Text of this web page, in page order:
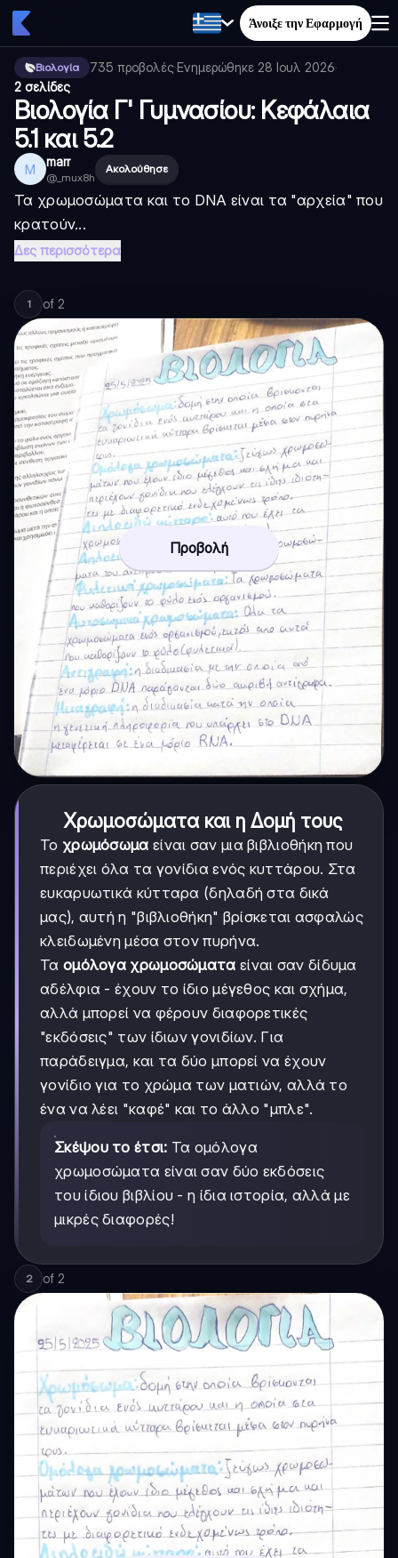
Άνοιξε την Εφαρμογή
Βιολογία 735 προβολές·Ενημερώθηκε 28 Ιουλ 2026·
2 σελίδες
Βιολογία Γ' Γυμνασίου: Κεφάλαια
5.1 και 5.2
M marr
@ _mux8h
Ακολούθησε
Τα χρωμοσώματα και το DNA είναι τα "αρχεία" που
κρατούν...
Δες περισσότερα
1 of 2
Προβολή
Χρωμοσώματα και η Δομή τους
Το χρωμόσωμα είναι σαν μια βιβλιοθήκη που
περιέχει όλα τα γονίδια ενός κυττάρου. Στα
ευκαρυωτικά κύτταρα (δηλαδή στα δικά
μας), αυτή η "βιβλιοθήκη" βρίσκεται ασφαλώς
κλειδωμένη μέσα στον πυρήνα.
Τα ομόλογα χρωμοσώματα είναι σαν δίδυμα
αδέλφια - έχουν το ίδιο μέγεθος και σχήμα,
αλλά μπορεί να φέρουν διαφορετικές
"εκδόσεις" των ίδιων γονιδίων. Για
παράδειγμα, και τα δύο μπορεί να έχουν
γονίδιο για το χρώμα των ματιών, αλλά το
ένα να λέει "καφέ" και το άλλο "μπλε".
Σκέψου το έτσι: Τα ομόλογα
χρωμοσώματα είναι σαν δύο εκδόσεις
του ίδιου βιβλίου - η ίδια ιστορία, αλλά με
μικρές διαφορές!
2 of 2